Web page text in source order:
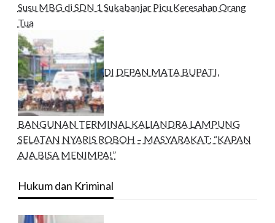
Susu MBG di SDN 1 Sukabanjar Picu Keresahan Orang
Tua
DI DEPAN MATA BUPATI,
BANGUNAN TERMINAL KALIANDRA LAMPUNG
SELATAN NYARIS ROBOH – MASYARAKAT: “KAPAN
AJA BISA MENIMPA!”
Hukum dan Kriminal